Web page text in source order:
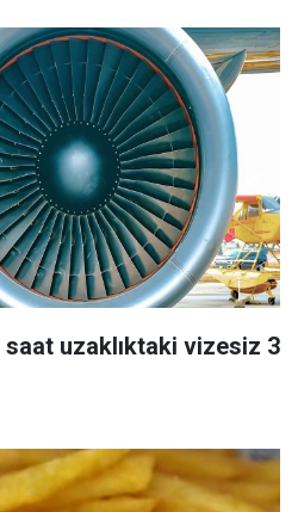
saat uzaklıktaki vizesiz 3